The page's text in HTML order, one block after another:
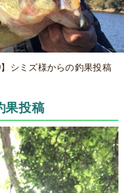
】シミズ様からの釣果投稿
果投稿